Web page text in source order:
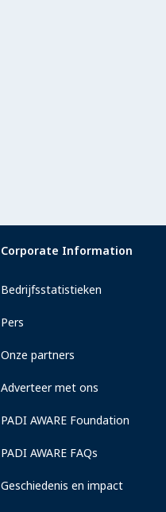
Corporate Information
Bedrijfsstatistieken
Pers
Onze partners
Adverteer met ons
PADI AWARE Foundation
PADI AWARE FAQs
Geschiedenis en impact